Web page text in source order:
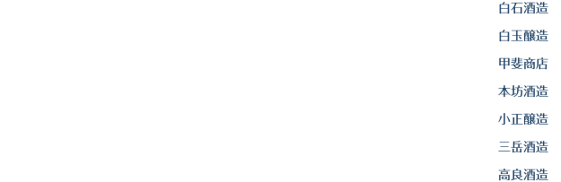
白石酒造
白玉醸造
甲斐商店
本坊酒造
小正醸造
三岳酒造
高良酒造